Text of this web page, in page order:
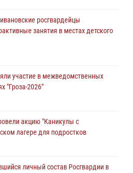
росгвардейцы
занятия в местах детского
участие в межведомственных
"Гроза-2026"
акцию "Каникулы с
лагере для подростков
личный состав Росгвардии в